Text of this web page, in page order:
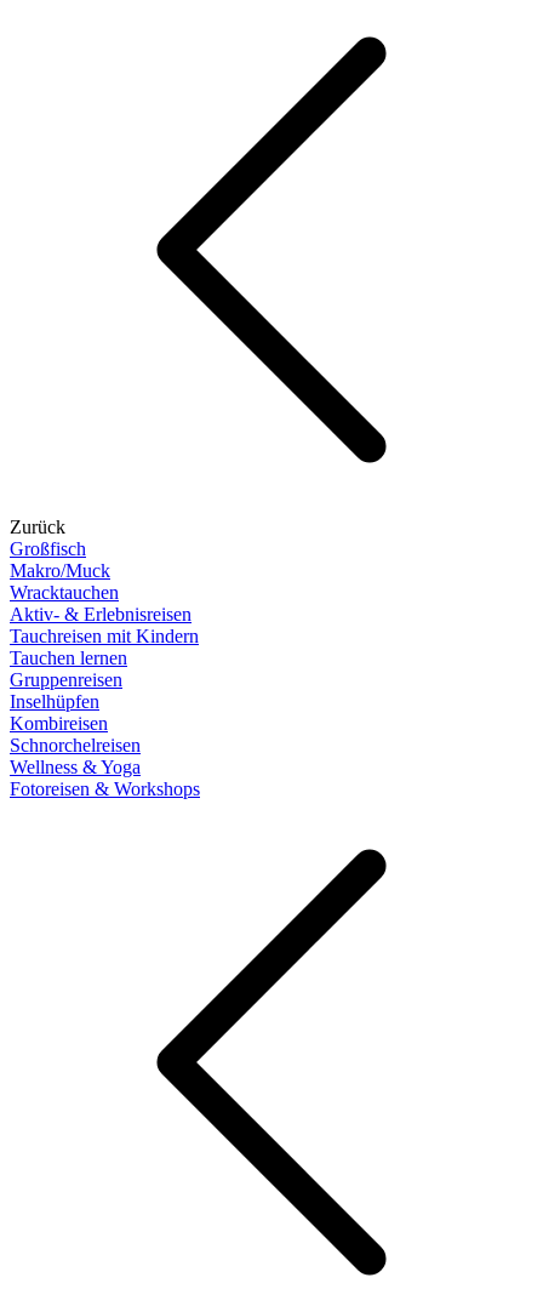
Zurück
Großfisch
Makro/Muck
Wracktauchen
Aktiv- & Erlebnisreisen
Tauchreisen mit Kindern
Tauchen lernen
Gruppenreisen
Inselhüpfen
Kombireisen
Schnorchelreisen
Wellness & Yoga
Fotoreisen & Workshops